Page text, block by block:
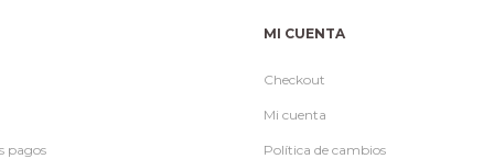
pagos
MI CUENTA
Checkout
Mi cuenta
Política de cambios